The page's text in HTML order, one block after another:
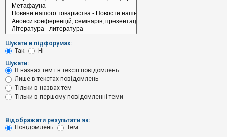
в
н
т
е
м
и
о
ш
Шукати в підфорумах:
Так
Ні
Шукати:
В назвах тем і в тексті повідомлень
Лише в текстах повідомлень
Тільки в назвах тем
Тільки в першому повідомленні теми
Відображати результати як:
Повідомлень
Тем